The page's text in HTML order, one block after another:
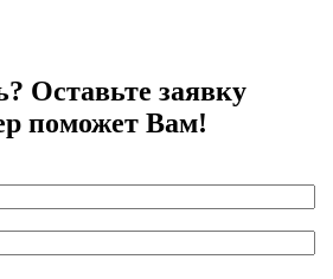
Оставьте заявку
поможет Вам!